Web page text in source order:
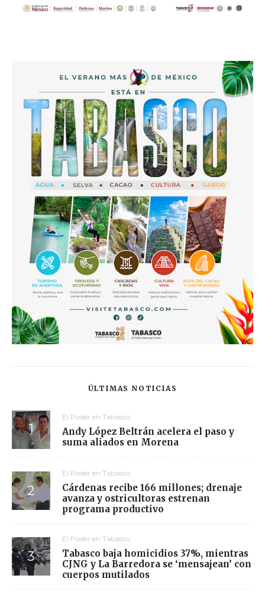
ÚLTIMAS NOTICIAS
El Poder en Tabasco
Andy López Beltrán acelera el paso y
suma aliados en Morena
El Poder en Tabasco
Cárdenas recibe 166 millones; drenaje
avanza y ostricultoras estrenan
programa productivo
El Poder en Tabasco
Tabasco baja homicidios 37%, mientras
CJNG y La Barredora se ‘mensajean’ con
cuerpos mutilados